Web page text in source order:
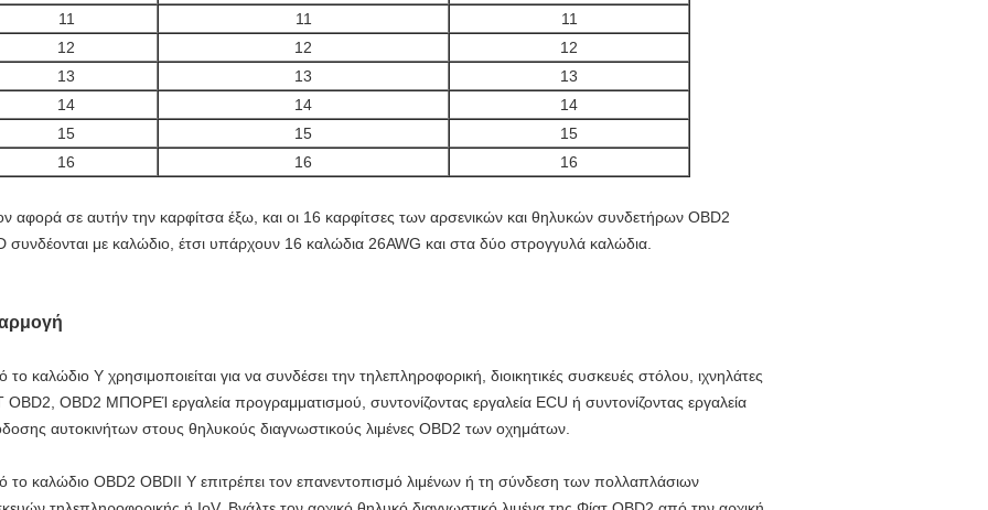
11
11
11
12
12
12
13
13
13
14
14
14
15
15
15
16
16 16
αφορά σε αυτήν την καρφίτσα έξω, και οι 16 καρφίτσες των αρσενικών και θηλυκών συνδετήρων OBD2
συνδέονται με καλώδιο, έτσι υπάρχουν 16 καλώδια 26AWG και στα δύο στρογγυλά καλώδια.
το καλώδιο Υ χρησιμοποιείται για να συνδέσει την τηλεπληροφορική, διοικητικές συσκευές στόλου, ιχνηλάτες
OBD2 ΜΠΟΡΕΊ εργαλεία προγραμματισμού, συντονίζοντας εργαλεία ECU ή συντονίζοντας εργαλεία
αυτοκινήτων στους θηλυκούς διαγνωστικούς λιμένες OBD2 των οχημάτων.
το καλώδιο OBD2 OBDII Υ επιτρέπει τον επανεντοπισμό λιμένων ή τη σύνδεση των πολλαπλάσιων